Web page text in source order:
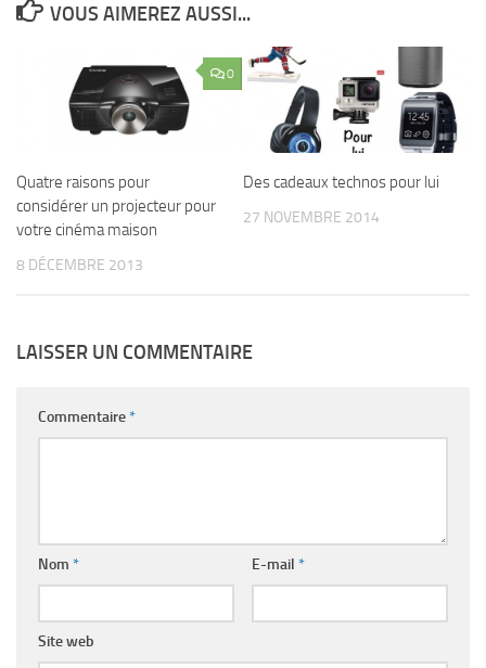
VOUS AIMEREZ AUSSI...
0
Quatre raisons pour
considérer un projecteur pour
votre cinéma maison
8 DÉCEMBRE 2013
Des cadeaux technos pour lui
27 NOVEMBRE 2014
LAISSER UN COMMENTAIRE
Commentaire*
Nom * E-mail *
Site web